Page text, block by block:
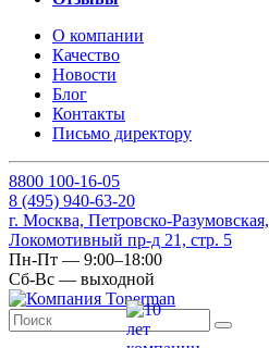
О компании
Качество
Новости
Блог
Контакты
Письмо директору
8800 100-16-05
8 (495) 940-63-20
г. Москва, Петровско-Разумовская,
Локомотивный пр-д 21, стр. 5
Пн-Пт — 9:00–18:00
Сб-Вс — выходной